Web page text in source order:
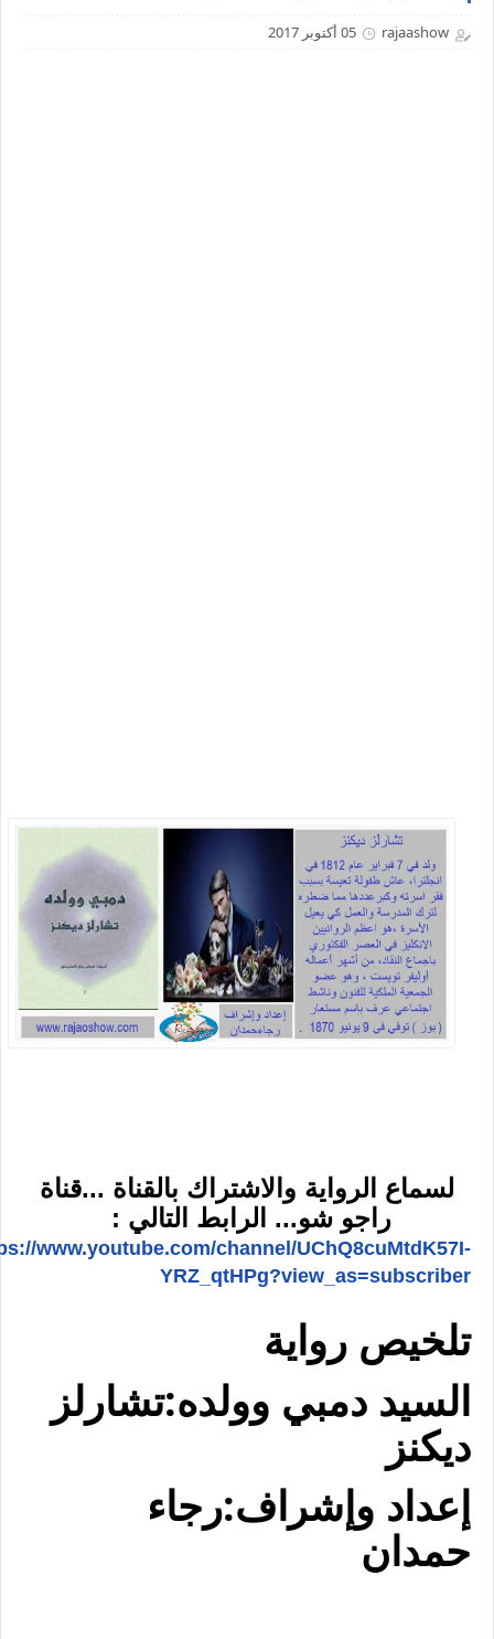
rajaashow 05 أكتوبر 2017
لسماع الرواية والاشتراك بالقناة ...قناة
راجو شو... الرابط التالي :
www.youtube.com/channel/UChQ8cuMtdK57I-
YRZ_qtHPg?view_as=subscriber
تلخيص رواية
السيد دمبي وولده:تشارلز
ديكنز
إعداد وإشراف:رجاء
حمدان